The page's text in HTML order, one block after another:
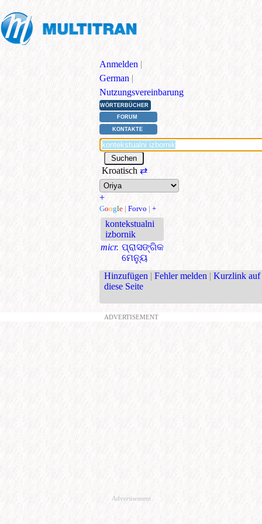
Anmelden |
German |
Nutzungsvereinbarung
WÖRTERBÜCHER
FORUM
KONTAKTE
Kroatisch ⇄
+
Google | Forvo | +
kontekstualni
izbornik
micr. ପ୍ରାସଙ୍ଗିକ
ମେନ୍ୟୁ
Hinzufügen | Fehler melden | Kurzlink auf
diese Seite
ADVERTISEMENT
Advertisement